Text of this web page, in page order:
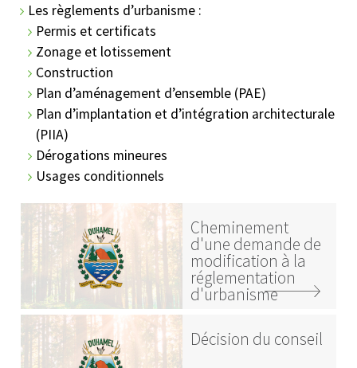
Les règlements d’urbanisme :
Permis et certificats
Zonage et lotissement
Construction
Plan d’aménagement d’ensemble (PAE)
Plan d’implantation et d’intégration architecturale
(PIIA)
Dérogations mineures
Usages conditionnels
Cheminement
d'une demande de
modification à la
réglementation
d'urbanisme
Décision du conseil